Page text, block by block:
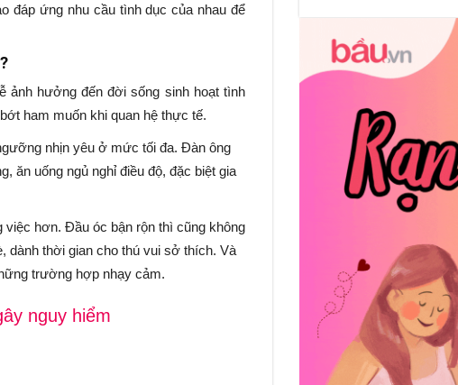
đáp ứng nhu cầu tình dục của nhau để
ảnh hưởng đến đời sống sinh hoạt tình
ham muốn khi quan hệ thực tế.
nhịn yêu ở mức tối đa. Đàn ông
ăn uống ngủ nghỉ điều độ, đặc biệt gia
hơn. Đầu óc bận rộn thì cũng không
dành thời gian cho thú vui sở thích. Và
trường hợp nhạy cảm.
nguy hiểm